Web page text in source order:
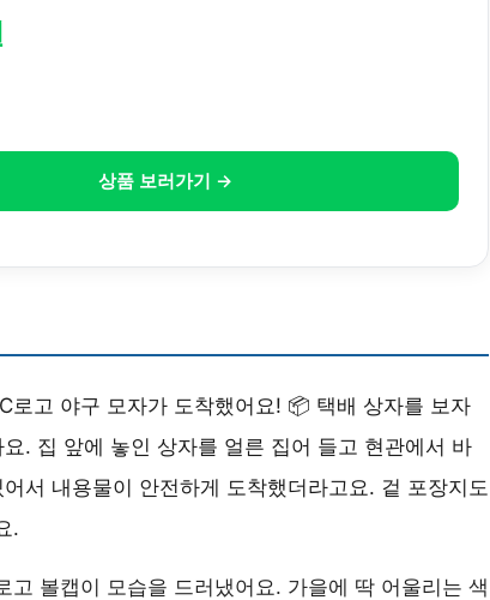
상품 보러가기 →
로고 야구 모자가 도착했어요! 📦 택배 상자를 보자
. 집 앞에 놓인 상자를 얼른 집어 들고 현관에서 바
서 내용물이 안전하게 도착했더라고요. 겉 포장지도
.
볼캡이 모습을 드러냈어요. 가을에 딱 어울리는 색